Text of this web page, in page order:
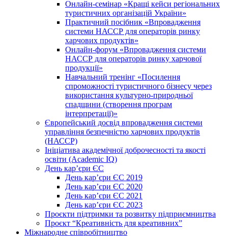
Онлайн-семінар «Кращі кейси регіональних
туристичних організацій України»
Практичний посібник «Впровадження
системи НАССР для операторів ринку
харчових продуктів»
Онлайн-форум «Впровадження системи
НАССР для операторів ринку харчової
продукції»
Навчальний тренінг «Посилення
спроможності туристичного бізнесу через
використання культурно-природньої
спадщини (створення програм
інтерпретації)»
Європейський досвід впровадження системи
управління безпечністю харчових продуктів
(НАССР)
Ініціатива академічної доброчесності та якості
освіти (Academic IQ)
День кар’єри ЄС
День кар’єри ЄС 2019
День кар’єри ЄС 2020
День кар’єри ЄС 2021
День кар’єри ЄС 2023
Проєкти підтримки та розвитку підприємництва
Проєкт “Креативність для креативних”
Міжнародне співробітництво